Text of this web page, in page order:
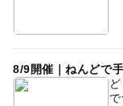
8/9開催｜ねんどで
で